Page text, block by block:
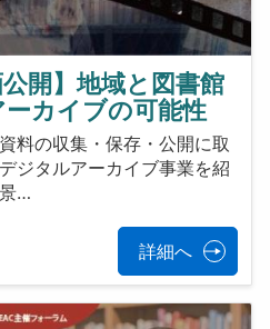
開】地域と図書館
カイブの可能性
料の収集・保存・公開に取
ジタルアーカイブ事業を紹
…
詳細へ